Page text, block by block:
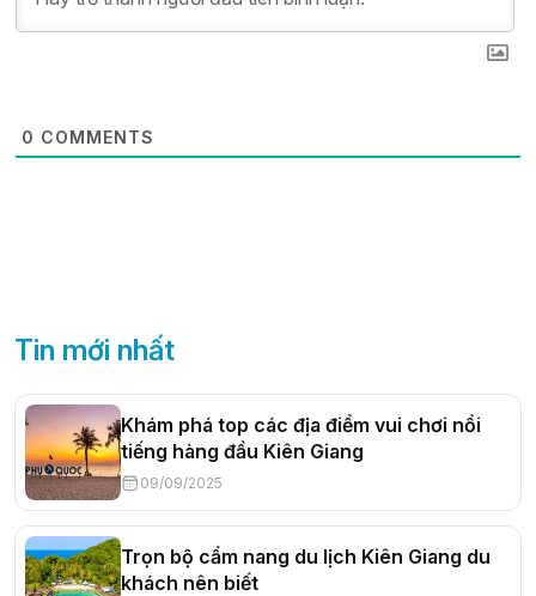
0 COMMENTS
Tin mới nhất
Khám phá top các địa điểm vui chơi nổi
tiếng hàng đầu Kiên Giang
09/09/2025
Trọn bộ cẩm nang du lịch Kiên Giang du
khách nên biết